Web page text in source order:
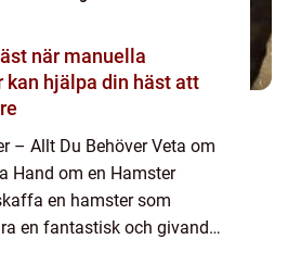
kan hjälpa din häst att
– Allt Du Behöver Veta om
Hand om en Hamster
en hamster som
en fantastisk och givande